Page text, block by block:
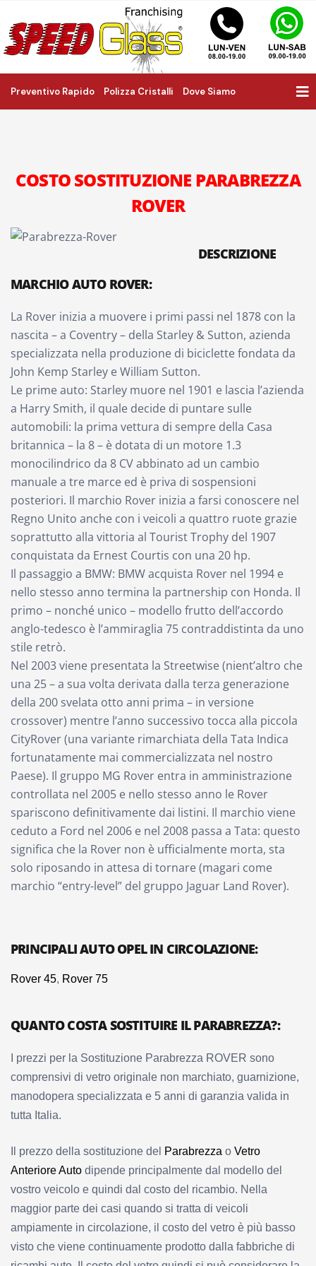
Preventivo Rapido Polizza Cristalli Dove Siamo
COSTO SOSTITUZIONE PARABREZZA
ROVER
DESCRIZIONE
MARCHIO AUTO ROVER:
La Rover inizia a muovere i primi passi nel 1878 con la
nascita – a Coventry – della Starley & Sutton, azienda
specializzata nella produzione di biciclette fondata da
John Kemp Starley e William Sutton.
Le prime auto: Starley muore nel 1901 e lascia l’azienda
a Harry Smith, il quale decide di puntare sulle
automobili: la prima vettura di sempre della Casa
britannica – la 8 – è dotata di un motore 1.3
monocilindrico da 8 CV abbinato ad un cambio
manuale a tre marce ed è priva di sospensioni
posteriori. Il marchio Rover inizia a farsi conoscere nel
Regno Unito anche con i veicoli a quattro ruote grazie
soprattutto alla vittoria al Tourist Trophy del 1907
conquistata da Ernest Courtis con una 20 hp.
Il passaggio a BMW: BMW acquista Rover nel 1994 e
nello stesso anno termina la partnership con Honda. Il
primo – nonché unico – modello frutto dell’accordo
anglo-tedesco è l’ammiraglia 75 contraddistinta da uno
stile retrò.
Nel 2003 viene presentata la Streetwise (nient’altro che
una 25 – a sua volta derivata dalla terza generazione
della 200 svelata otto anni prima – in versione
crossover) mentre l’anno successivo tocca alla piccola
CityRover (una variante rimarchiata della Tata Indica
fortunatamente mai commercializzata nel nostro
Paese). Il gruppo MG Rover entra in amministrazione
controllata nel 2005 e nello stesso anno le Rover
spariscono definitivamente dai listini. Il marchio viene
ceduto a Ford nel 2006 e nel 2008 passa a Tata: questo
significa che la Rover non è ufficialmente morta, sta
solo riposando in attesa di tornare (magari come
marchio “entry-level” del gruppo Jaguar Land Rover).
PRINCIPALI AUTO OPEL IN CIRCOLAZIONE:
Rover 45, Rover 75
QUANTO COSTA SOSTITUIRE IL PARABREZZA?:
I prezzi per la Sostituzione Parabrezza ROVER sono
comprensivi di vetro originale non marchiato, guarnizione,
manodopera specializzata e 5 anni di garanzia valida in
tutta Italia.
Il prezzo della sostituzione del Parabrezza o Vetro
Anteriore Auto dipende principalmente dal modello del
vostro veicolo e quindi dal costo del ricambio. Nella
maggior parte dei casi quando si tratta di veicoli
ampiamente in circolazione, il costo del vetro è più basso
visto che viene continuamente prodotto dalla fabbriche di